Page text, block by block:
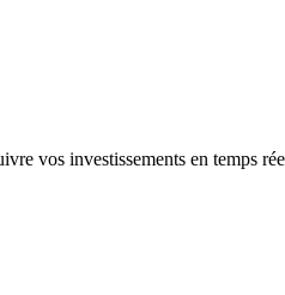
vos investissements en temps